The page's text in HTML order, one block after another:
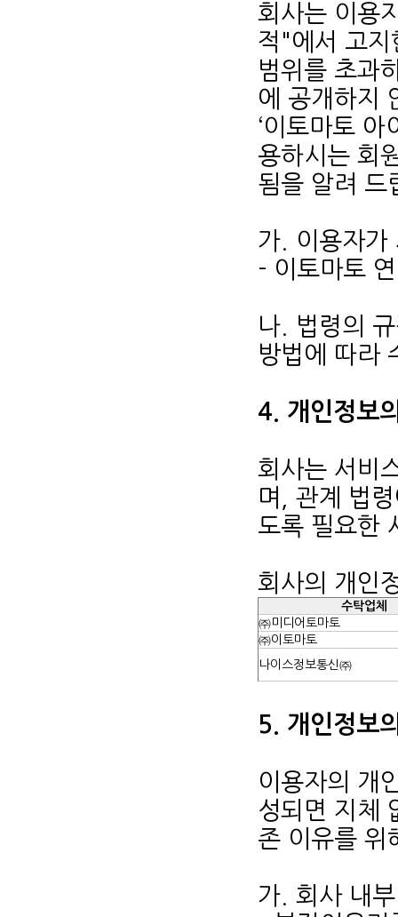
회사는 이용
적"에서 고지
범위를 초과
에 공개하지
‘이토마토
용하시는 회
됨을 알려 드
가. 이용자가
- 이토마토
나. 법령의
방법에 따라
4. 개인정보
회사는 서비
며, 관계 법
도록 필요한
회사의 개인
수탁업체
㈜미디어토마토
㈜이토마토
나이스정보통신㈜
5. 개인정보
이용자의 개
성되면 지체
존 이유를 위
가. 회사 내